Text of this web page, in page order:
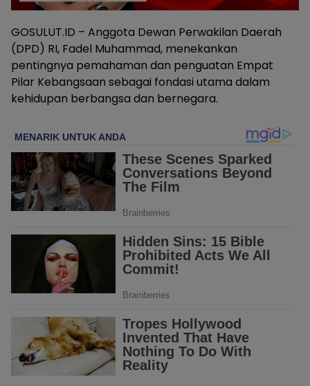
GOSULUT.ID – Anggota Dewan Perwakilan Daerah
(DPD) RI, Fadel Muhammad, menekankan
pentingnya pemahaman dan penguatan Empat
Pilar Kebangsaan sebagai fondasi utama dalam
kehidupan berbangsa dan bernegara.